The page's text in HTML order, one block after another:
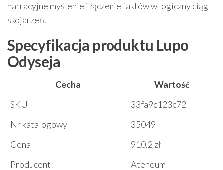
narracyjne myślenie i łączenie faktów w logiczny ciąg
skojarzeń.
Specyfikacja produktu Lupo
Odyseja
Cecha
Wartość
SKU
33fa9c123c72
Nr katalogowy
35049
Cena
910.2 zł
Producent
Ateneum